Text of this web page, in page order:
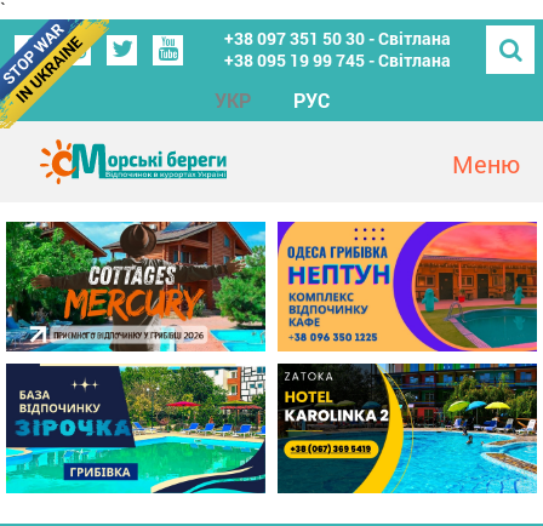
`
+38 097 351 50 30 - Світлана
+38 095 19 99 745 - Світлана
УКР РУС